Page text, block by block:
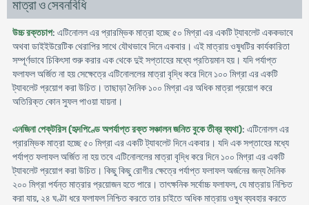
মাত্রা ও সেবনবিধি
উচ্চ রক্তচাপ: এটিনোলল এর প্রারম্ভিক মাত্রা হচ্ছে ৫০ মিগ্রা এর একটি ট্যাবলেট এককভাবে
অথবা ডাইইউরেটিক থেরাপির সাথে যৌথভাবে দিনে একবার। এই মাত্রায় ওষুধটির কার্যকারিতা
সম্পূর্ণভাবে চিকিৎসা শুরু করার এক থেকে দুই সপ্তাহের মধ্যে প্রতিয়মান হয়। যদি পর্যাপ্ত
ফলাফল অর্জিত না হয় সেক্ষেত্রে এটিনোললের মাত্রা বৃদ্ধি করে দিনে ১০০ মিগ্রা এর একটি
ট্যাবলেট প্রয়ােগ করা উচিত। তাছাড়া দৈনিক ১০০ মিগ্রা এর অধিক মাত্রা প্রয়ােগ করে
অতিরিক্ত কোন সুফল পাওয়া যায়না।
এনজিনা পেক্‌টরিস (হৃদপিণ্ডে অপর্যাপ্ত রক্ত সঞ্চালন জনিত বুকে তীব্র ব্যথা): এটিনোলল এর
প্রারম্ভিক মাত্রা হচ্ছে ৫০ মিগ্রা এর একটি ট্যাবলেট দিনে একবার। যদি এক সপ্তাহের মধ্যে
পর্যাপ্ত ফলাফল অর্জিত না হয় তবে এটিনোললের মাত্রা বৃদ্ধি করে দিনে ১০০ মিগ্রা এর একটি
ট্যাবলেট প্রয়ােগ করা উচিত। কিছু কিছু রােগীর ক্ষেত্রে পর্যাপ্ত ফলাফল অর্জনের জন্য দৈনিক
২০০ মিগ্রা পর্যন্ত মাত্রার প্রয়ােজন হতে পারে। তাৎক্ষনিক সর্বোচ্চ ফলাফল, যে মাত্রায় নিশ্চিত
করা যায়, ২৪ ঘণ্টা ধরে ফলাফল নিশ্চিত করতে তার চাইতে অধিক মাত্রায় ওষুধ ব্যবহার করতে